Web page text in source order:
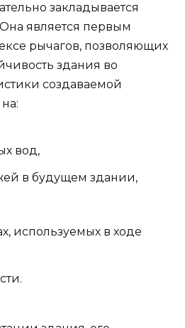
закладывается
является первым
рычагов, позволяющих
здания во
создаваемой
вод,
в будущем здании,
используемых в ходе